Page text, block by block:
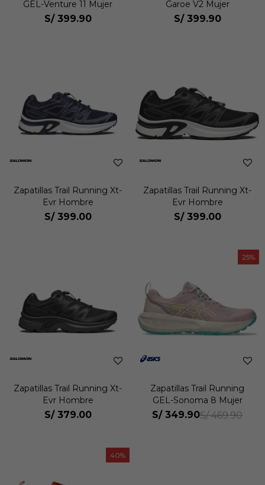
GEL-Venture 11 Mujer
S/ 399.90
Garoe V2 Mujer
S/ 399.90
Zapatillas Trail Running Xt-
Evr Hombre
S/ 399.00
Zapatillas Trail Running Xt-
Evr Hombre
S/ 399.00
Zapatillas Trail Running Xt-
Evr Hombre
S/ 379.00
25
Zapatillas Trail Running
GEL-Sonoma 8 Mujer
S/ 349.90S/ 469.90
40